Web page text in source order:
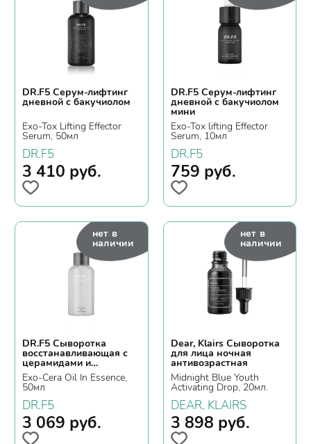
DR.F5 Серум-лифтинг
дневной с бакучиолом
Exo-Tox Lifting Effector
Serum, 50мл
DR.F5
3 410 руб.
DR.F5 Серум-лифтинг
дневной с бакучиолом
мини
Exo-Tox lifting Effector
Serum, 10мл
DR.F5
759 руб.
нет в
наличии
DR.F5 Сыворотка
восстанавливающая с
церамидами и
центеллой
Exo-Cera Oil In Essence,
50мл
DR.F5
3 069 руб.
нет в
наличии
Dear, Klairs Сыворотка
для лица ночная
антивозрастная
Midnight Blue Youth
Activating Drop, 20мл.
DEAR, KLAIRS
3 898 руб.